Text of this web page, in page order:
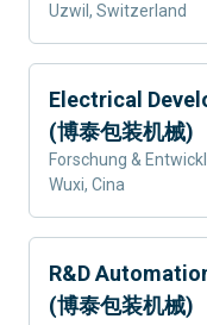
Uzwil, Switzerland
Electrical
(博泰包装机械)
Forschung &
Wuxi, Cina
R&D
(博泰包装机械)